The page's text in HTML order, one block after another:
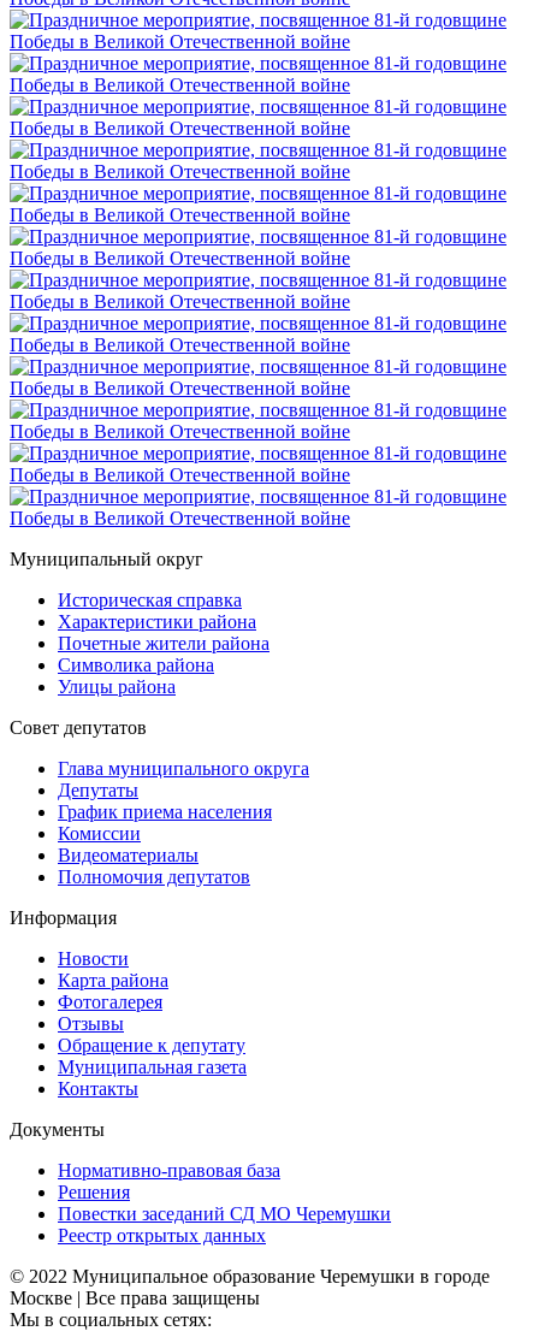
Муниципальный округ
Историческая справка
Характеристики района
Почетные жители района
Символика района
Улицы района
Совет депутатов
Глава муниципального округа
Депутаты
График приема населения
Комиссии
Видеоматериалы
Полномочия депутатов
Информация
Новости
Карта района
Фотогалерея
Отзывы
Обращение к депутату
Муниципальная газета
Контакты
Документы
Нормативно-правовая база
Решения
Повестки заседаний СД МО Черемушки
Реестр открытых данных
© 2022 Муниципальное образование Черемушки в городе
Москве | Все права защищены
Мы в социальных сетях: